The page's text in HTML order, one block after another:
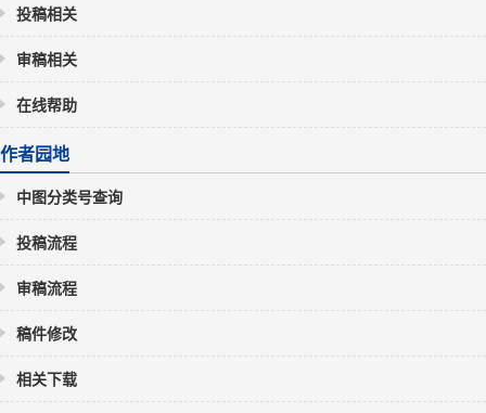
投稿相关
审稿相关
在线帮助
作者园地
中图分类号查询
投稿流程
审稿流程
稿件修改
相关下载